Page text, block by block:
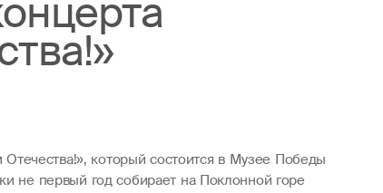
который состоится в Музее Победы
не первый год собирает на Поклонной горе